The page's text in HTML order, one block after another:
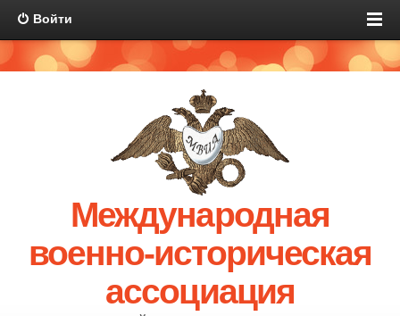
Войти
Международная
военно-историческая
ассоциация